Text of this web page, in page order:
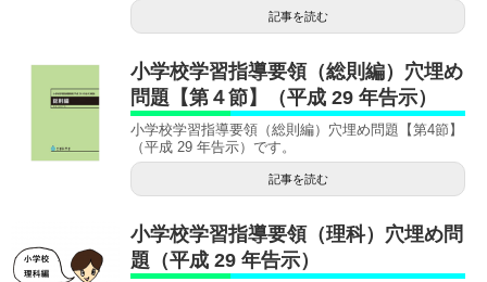
記事を読む
小学校学習指導要領（総則編）穴埋め
問題【第４節】（平成 29 年告示）
小学校学習指導要領（総則編）穴埋め問題【第4節】
（平成 29 年告示）です。
記事を読む
小学校学習指導要領（理科）穴埋め問
題（平成 29 年告示）